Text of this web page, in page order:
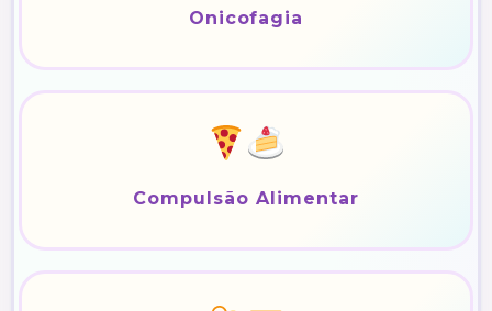
Onicofagia
Compulsão Alimentar